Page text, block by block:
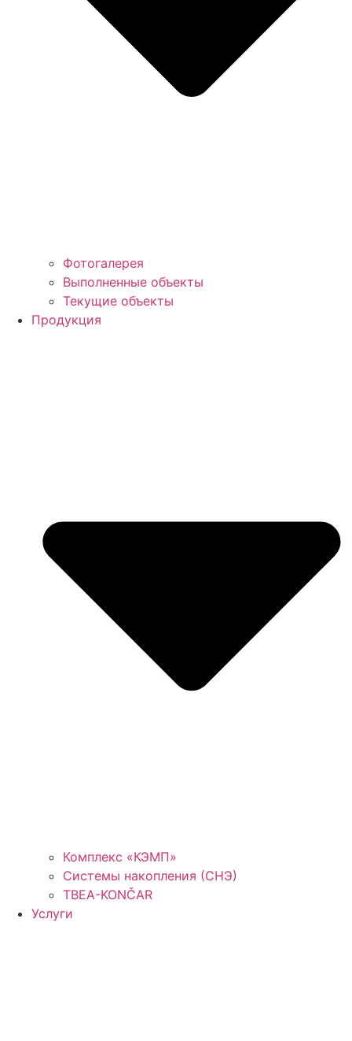
Фотогалерея
Выполненные объекты
Текущие объекты
Продукция
Комплекс «КЭМП»
Системы накопления (СНЭ)
TBEA-KONČAR
Услуги